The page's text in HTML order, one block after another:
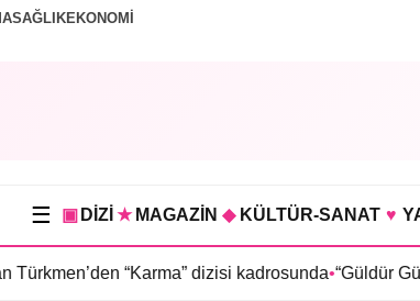
SAĞLIKEKONOMİ
☰ ▣ DİZİ ★ MAGAZİN ◆ KÜLTÜR-SANAT ♥
“Karma” dizisi kadrosunda•“Güldür